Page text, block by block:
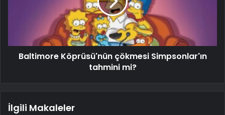
Baltimore Köprüsü'nün çökmesi Simpsonlar'ın
tahmini mi?
İlgili Makaleler